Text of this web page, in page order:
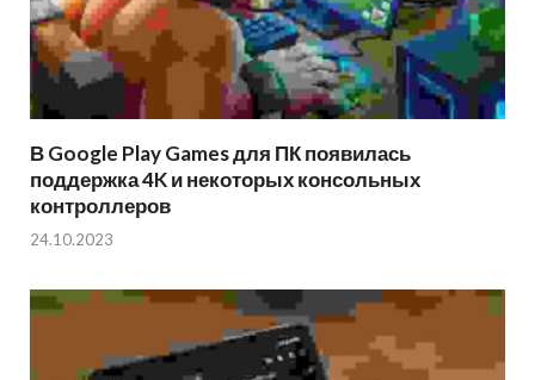
В Google Play Games для ПК появилась
поддержка 4K и некоторых консольных
контроллеров
24.10.2023